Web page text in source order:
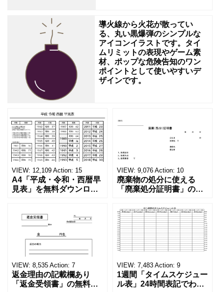
導火線から火花が散ってい
る、丸い黒爆弾のシンプルな
アイコンイラストです。タイ
ムリミットの表現やゲーム素
材、ポップな危険告知のワン
ポイントとして使いやすいデ
ザインです。
VIEW: 12,109 Action: 15
A4「平成・令和・西暦早
見表」を無料ダウンロー
る！印刷可能な一覧表！
印刷可能な平成・令和・
西暦早見表を無料ダウン
ロードでご利用いただけ
ます。 パソコンに保存し
ていただくか、A4サイズ
でコピーしてご
VIEW: 9,076 Action: 10
廃棄物の処分に使える
「廃棄処分証明書」の無
ーカーの代理店、回収業
者へおすすめ！(Excel・
Word・PDF)正しく廃棄
されたことを証明する書
類「廃棄処分証明書」の
テンプレートです。 量販
店や家電メーカーの代理
店、回収
VIEW: 8,535 Action: 7
返金理由の記載欄あり
「返金受領書」の無料テ
VIEW: 7,483 Action: 9
1週間「タイムスケジュー
ル表」24時間表記でわか